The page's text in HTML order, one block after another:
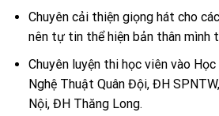
Chuyên cải thiện giọng hát cho
nên tự tin thể hiện bản thân mình
Chuyên luyện thi học viên vào Học
Nghệ Thuật Quân Đội, ĐH
Nội, ĐH Thăng Long.